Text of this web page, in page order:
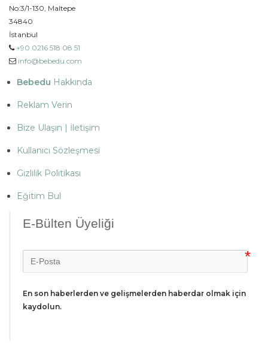
No:3/1-130, Maltepe
34840
İstanbul
+90 0216 518 08 51
info@bebedu.com
Bebedu Hakkında
Reklam Verin
Bize Ulaşın | İletişim
Kullanıcı Sözleşmesi
Gizlilik Politikası
Eğitim Bul
E-Bülten Üyeliği
En son haberlerden ve gelişmelerden haberdar olmak için
kaydolun.